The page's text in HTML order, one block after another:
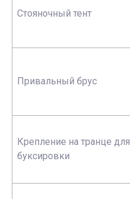
Стояночный тент
Привальный брус
Крепление на транце для
буксировки